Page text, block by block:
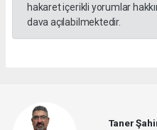
hakaret içerikli yorumlar
dava açılabilmektedir.
Taner